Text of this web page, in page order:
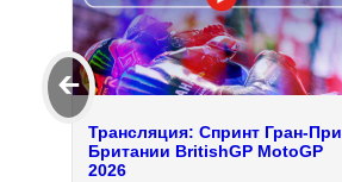
🡰
Трансляция: Спринт Гран-При
Британии BritishGP MotoGP
2026